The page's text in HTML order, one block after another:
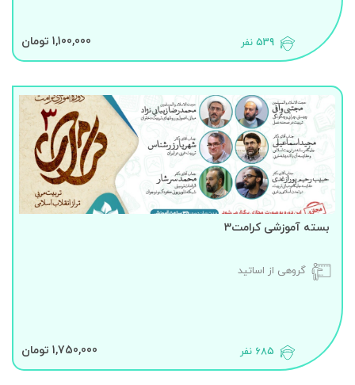
1,100,000 تومان 539 نفر
بسته آموزشی کرامت3
گروهی از اساتید
1,750,000 تومان 685 نفر